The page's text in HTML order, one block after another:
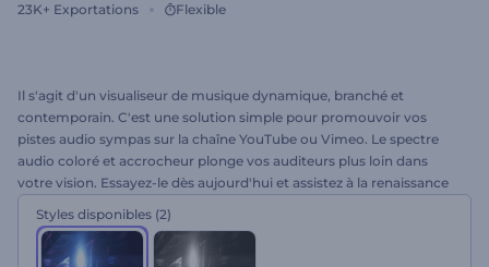
23K+ Exportations Flexible
Il s'agit d'un visualiseur de musique dynamique, branché et
contemporain. C'est une solution simple pour promouvoir vos
pistes audio sympas sur la chaîne YouTube ou Vimeo. Le spectre
audio coloré et accrocheur plonge vos auditeurs plus loin dans
votre vision. Essayez-le dès aujourd'hui et assistez à la renaissance
Styles disponibles (2)